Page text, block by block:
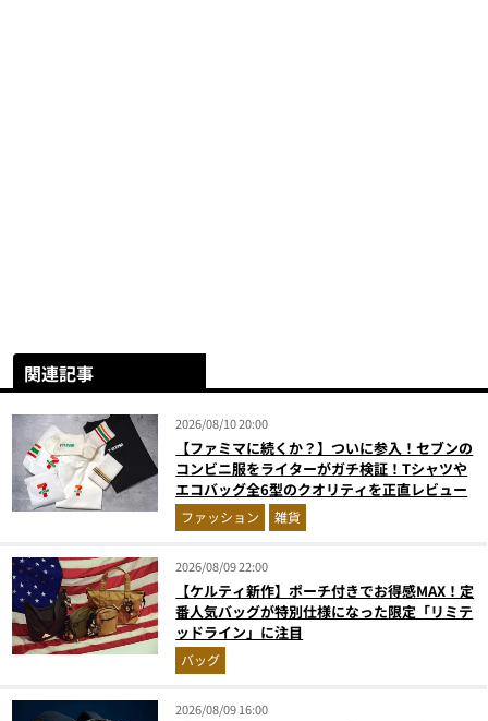
関連記事
2026/08/10 20:00
【ファミマに続くか？】ついに参入！セブンの
コンビニ服をライターがガチ検証！Tシャツや
エコバッグ全6型のクオリティを正直レビュー
ファッション 雑貨
2026/08/09 22:00
【ケルティ新作】ポーチ付きでお得感MAX！定
番人気バッグが特別仕様になった限定「リミテ
ッドライン」に注目
バッグ
2026/08/09 16:00